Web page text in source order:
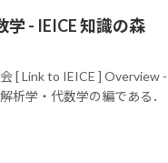
学 - IEICE 知識の森
[ Link to IEICE ]
析学・代数学の編である．